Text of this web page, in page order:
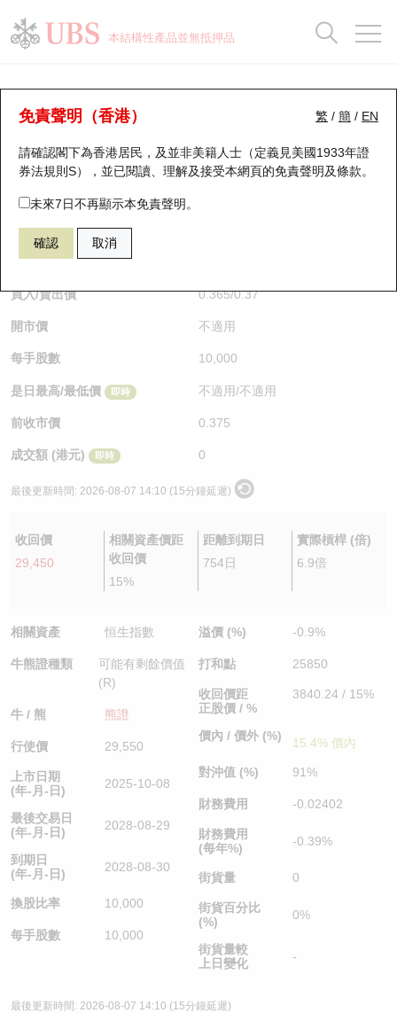
本結構性產品並無抵押品
繁 / 簡 / EN
免責聲明（香港）
請確認閣下為香港居民，及並非美籍人士（定義見美國1933年證
券法規則S），並已閱讀、理解及接受本網頁的免責聲明及條款。
未來7日不再顯示本免責聲明。
確認 取消
牛熊證分析儀
表現 街貨統計 比較
54291 瑞銀熊證 HSI 恒生指數
$0.37 0.005 (-1.33%)
買入/賣出價 0.365/0.37
開市價 不適用
每手股數 10,000
是日最高/最低價 即時 不適用/不適用
前收市價 0.375
成交額 (港元) 即時 0
最後更新時間: 2026-08-07 14:10 (15分鐘延遲)
收回價
29,450
相關資產價距
收回價
15%
距離到期日
754日
實際槓桿 (倍)
6.9倍
相關資產 恒生指數
牛熊證種類
可能有剩餘價值
(R)
牛 / 熊 熊證
行使價 29,550
上市日期
(年-月-日)
2025-10-08
最後交易日
(年-月-日)
2028-08-29
到期日
(年-月-日)
2028-08-30
換股比率 10,000
每手股數 10,000
溢價 (%) -0.9%
打和點 25850
收回價距
正股價 / %
3840.24 / 15%
價內 / 價外 (%) 15.4% 價內
對沖值 (%) 91%
財務費用 -0.02402
財務費用
(每年%)
-0.39%
街貨量 0
街貨百分比
(%)
0%
街貨量較
上日變化
-
最後更新時間: 2026-08-07 14:10 (15分鐘延遲)
瑞銀認股證一覽
新發行瑞銀認股證
即將到期認股證
認股證到期結算價查詢
認股證分析儀
認股證速算機
認股證/牛熊證日誌
認股證文件及公告
街貨統計
比較
牛熊全景快搜
牛熊證搜尋
牛熊證街貨分佈圖
正股牛熊證列表
新發行瑞銀牛熊證
已收回牛熊證剩餘價值
牛熊證到期結算價查詢
牛熊證分析儀
牛熊證文件及公告
街貨統計
比較
十大升幅/跌幅
十大認股證成交分佈
十天股證佔大市成交
資金流
街貨統計
三十大平均引伸波幅
正股分析儀
二十大活躍股份
恒指成份股
國指成份股
科指成份股
相關資產沽空
中資ETFs溢價比較
AH 股價對照
持股比重
顯示所有持股比重
每月輪證大市專題
輪證專欄
講座及教育短片
認股證投資者教育
牛熊證投資者教育
認股證牛熊證常問問題